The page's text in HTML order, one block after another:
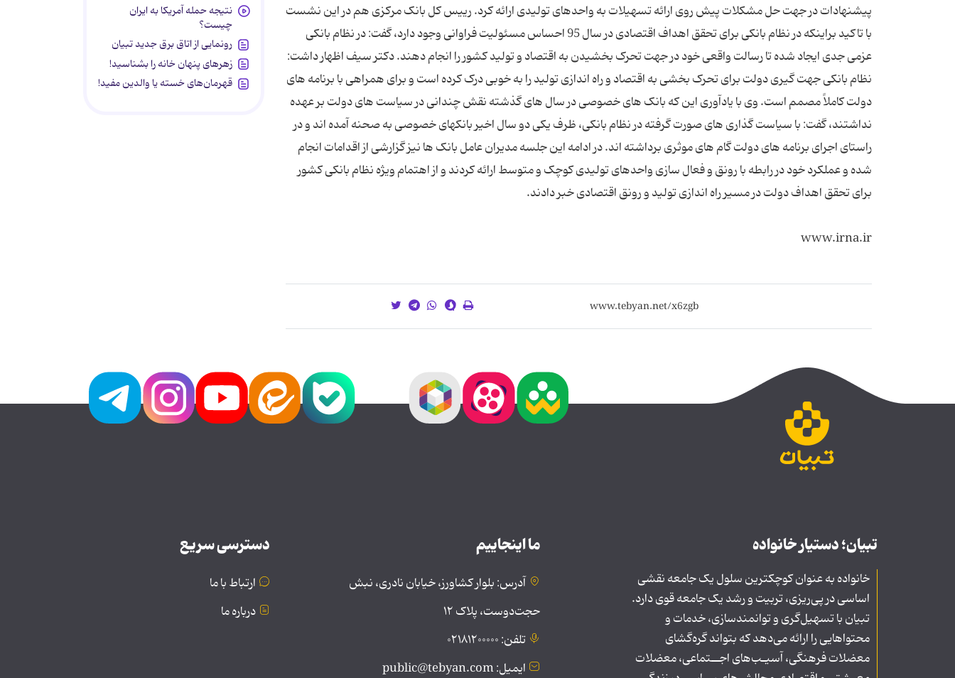
پیشنهادات در جهت حل مشکلات پیش روی ارائه تسهیلات به واحدهای تولیدی ارائه کرد. رییس کل بانک مرکزی هم در این نشست
با تاکید براینکه در نظام بانکی برای تحقق اهداف اقتصادی در سال 95 احساس مسئولیت فراوانی وجود دارد، گفت: در نظام بانکی
عزمی جدی ایجاد شده تا رسالت واقعی خود در جهت تحرک بخشیدن به اقتصاد و تولید کشور را انجام دهند. دکتر سیف اظهار داشت:
نظام بانکی جهت گیری دولت برای تحرک بخشی به اقتصاد و راه اندازی تولید را به خوبی درک کرده است و برای همراهی با برنامه های
دولت کاملاً مصمم است. وی با یادآوری این که بانک های خصوصی در سال های گذشته نقش چندانی در سیاست های دولت بر عهده
نداشتند، گفت: با سیاست گذاری های صورت گرفته در نظام بانکی، ظرف یکی دو سال اخیر بانکهای خصوصی به صحنه آمده اند و در
راستای اجرای برنامه های دولت گام های موثری برداشته اند. در ادامه این جلسه مدیران عامل بانک ها نیز گزارشی از اقدامات انجام
شده و عملکرد خود در رابطه با رونق و فعال سازی واحدهای تولیدی کوچک و متوسط ارائه کردند و از اهتمام ویژه نظام بانکی کشور
www.irna.ir
نتیجه حمله آمریکا به ایران
چیست؟
رونمایی از اتاق برق جدید تبیان
زهرهای پنهان خانه را بشناسید!
قهرمان‌های خسته یا والدین مفید!
تبیان؛ دستیار خانواده
خانواده به عنوان کوچکترین سلول یک جامعه نقشی
اساسی در پی‌ریزی، تربیت و رشد یک جامعه قوی دارد.
تبیان با تسهیل‌گری و توانمندسازی، خدمات و
محتواهایی را ارائه می‌دهد که بتواند گره‌گشای
معضلات فرهنگی، آسیـب‌های اجــتماعی، معضلات
ما اینجاییم
آدرس: بلوار کشاورز، خیابان نادری، نبش
حجت‌دوست، پلاک ۱۲
تلفن: ۰۲۱۸۱۲۰۰۰۰۰
ایمیل: public@tebyan.com
دسترسی سریع
ارتباط با ما
درباره ما